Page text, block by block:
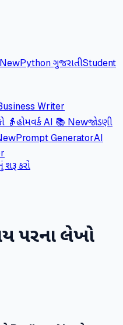
NewPython ગુજરાતીStudent
Writer
👵હોમવર્ક AI 📚 Newજોડણી
Prompt GeneratorAI
શરૂ કરો
પરના લેખો